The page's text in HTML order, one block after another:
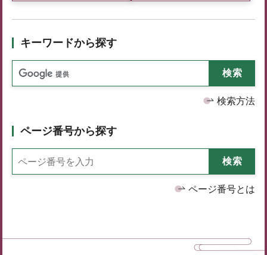
キーワードから探す
検索方法
ページ番号から探す
ページ番号とは